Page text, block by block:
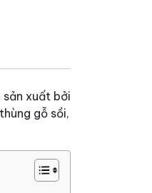
xuất bởi
gỗ sồi,